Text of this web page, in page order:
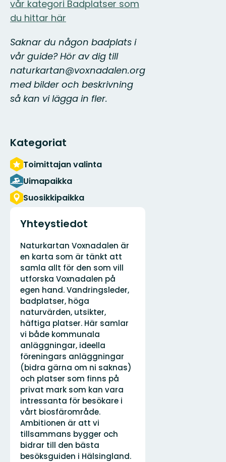
vår kategori Badplatser som
du hittar här
Saknar du någon badplats i
vår guide? Hör av dig till
naturkartan@voxnadalen.org
med bilder och beskrivning
så kan vi lägga in fler.
Kategoriat
Toimittajan valinta
Uimapaikka
Suosikkipaikka
Yhteystiedot
Osoite
Naturkartan Voxnadalen är
en karta som är tänkt att
samla allt för den som vill
utforska Voxnadalen på
egen hand. Vandringsleder,
badplatser, höga
naturvärden, utsikter,
häftiga platser. Här samlar
vi både kommunala
anläggningar, ideella
föreningars anläggningar
(bidra gärna om ni saknas)
och platser som finns på
privat mark som kan vara
intressanta för besökare i
vårt biosfärområde.
Ambitionen är att vi
tillsammans bygger och
bidrar till den bästa
besöksguiden i Hälsingland.